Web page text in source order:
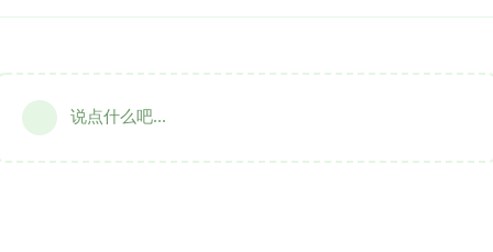
说点什么吧...